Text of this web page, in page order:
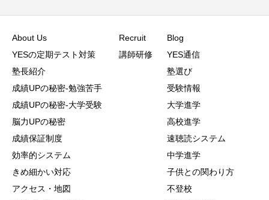
About Us
YESの定期テスト対策
塾長紹介
成績UPの秘密-勉強苦手
成績UPの秘密-大学受験
脳力UPの秘密
成績保証制度
効率的システム
きめ細かい対応
アクセス・地図
Recruit
講師研修
Blog
YES通信
塾選び
受験情報
大学進学
高校進学
速聴読システム
中学進学
子供との関わり方
不登校